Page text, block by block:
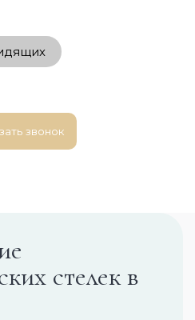
звонок
стелек в